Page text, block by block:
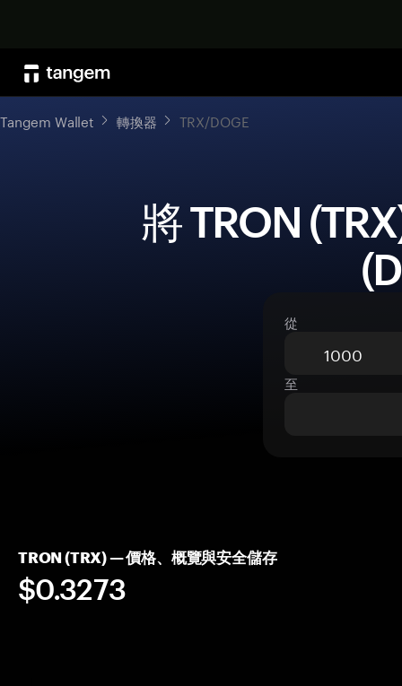
Tangem Wallet 轉換器 TRX/DOGE
從
至
TRON (TRX) — 價格、概覽與安全儲存
$0.3273